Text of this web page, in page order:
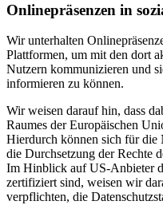
Onlinepräsenzen in
Wir unterhalten
Plattformen, um mit den dort
Nutzern kommunizieren und
informieren zu können.
Wir weisen darauf hin, dass
Raumes der Europäischen
Hierdurch können sich für die
die Durchsetzung der Rechte
Im Hinblick auf US-Anbieter
zertifiziert sind, weisen wir
verpflichten, die